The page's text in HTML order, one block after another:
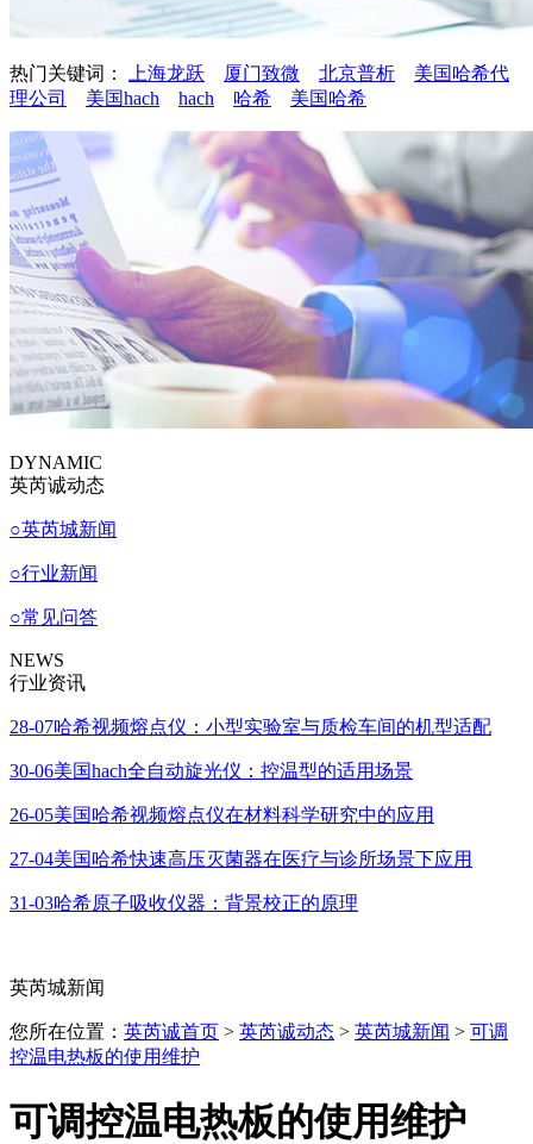
热门关键词： 上海龙跃 厦门致微 北京普析
美国哈希代
理公司
美国hach hach 哈希 美国哈希
DYNAMIC
英芮诚动态
○英芮城新闻
○行业新闻
○常见问答
NEWS
行业资讯
28-07哈希视频熔点仪：小型实验室与质检车间的机型适配
30-06美国hach全自动旋光仪：控温型的适用场景
26-05美国哈希视频熔点仪在材料科学研究中的应用
27-04美国哈希快速高压灭菌器在医疗与诊所场景下应用
31-03哈希原子吸收仪器：背景校正的原理
英芮城新闻
您所在位置： 英芮诚首页 > 英芮诚动态 > 英芮城新闻 > 可调
控温电热板的使用维护
可调控温电热板的使用维护